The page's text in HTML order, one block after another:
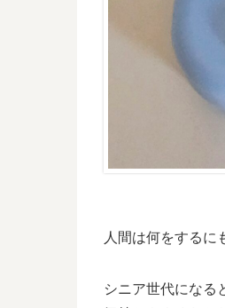
人間は何をするに
シニア世代になる